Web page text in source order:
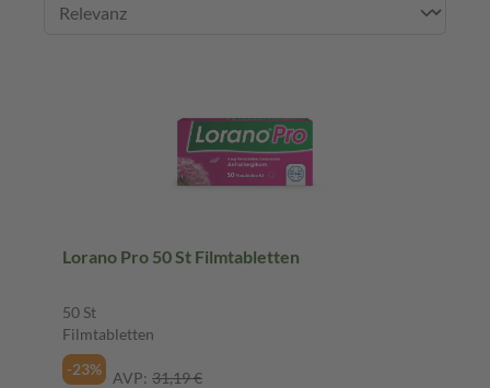
Lorano Pro 50 St Filmtabletten
50 St
Filmtabletten
-23%
AVP: 31,19 €